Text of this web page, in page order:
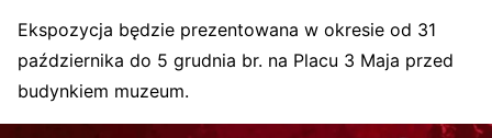
Ekspozycja będzie prezentowana w okresie od 31
października do 5 grudnia br. na Placu 3 Maja przed
budynkiem muzeum.